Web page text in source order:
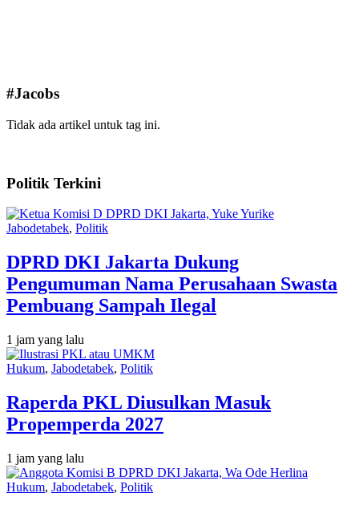
#Jacobs
Tidak ada artikel untuk tag ini.
Politik Terkini
Jabodetabek, Politik
DPRD DKI Jakarta Dukung
Pengumuman Nama Perusahaan Swasta
Pembuang Sampah Ilegal
1 jam yang lalu
Hukum, Jabodetabek, Politik
Raperda PKL Diusulkan Masuk
Propemperda 2027
1 jam yang lalu
Hukum, Jabodetabek, Politik